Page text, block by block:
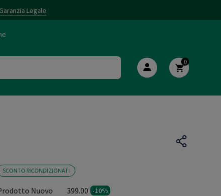
Legale
0
SCONTO RICONDIZIONATI
Nuovo 399.00 -10%